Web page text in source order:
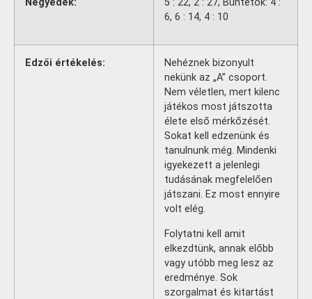
Negyedek:
5 : 22, 2 : 27, Büntetők: 4 :
6, 6 : 14, 4 : 10
Edzői értékelés:
Nehéznek bizonyult
nekünk az „A” csoport.
Nem véletlen, mert kilenc
játékos most játszotta
élete első mérkőzését.
Sokat kell edzenünk és
tanulnunk még. Mindenki
igyekezett a jelenlegi
tudásának megfelelően
játszani. Ez most ennyire
volt elég.
Folytatni kell amit
elkezdtünk, annak előbb
vagy utóbb meg lesz az
eredménye. Sok
szorgalmat és kitartást